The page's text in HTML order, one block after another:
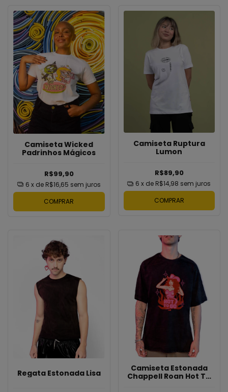
Camiseta Wicked
Padrinhos Mágicos
R$99,90
6 x de R$16,65 sem juros
COMPRAR
Camiseta Ruptura
Lumon
R$89,90
6 x de R$14,98 sem juros
COMPRAR
Regata Estonada Lisa
Camiseta Estonada
Chappell Roan Hot To